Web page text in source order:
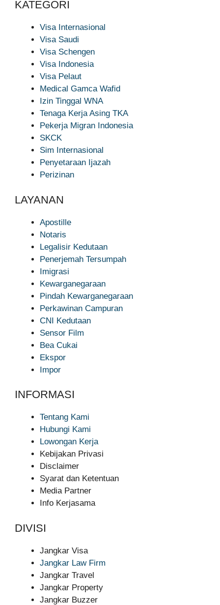
KATEGORI
Visa Internasional
Visa Saudi
Visa Schengen
Visa Indonesia
Visa Pelaut
Medical Gamca Wafid
Izin Tinggal WNA
Tenaga Kerja Asing TKA
Pekerja Migran Indonesia
SKCK
Sim Internasional
Penyetaraan Ijazah
Perizinan
LAYANAN
Apostille
Notaris
Legalisir Kedutaan
Penerjemah Tersumpah
Imigrasi
Kewarganegaraan
Pindah Kewarganegaraan
Perkawinan Campuran
CNI Kedutaan
Sensor Film
Bea Cukai
Ekspor
Impor
INFORMASI
Tentang Kami
Hubungi Kami
Lowongan Kerja
Kebijakan Privasi
Disclaimer
Syarat dan Ketentuan
Media Partner
Info Kerjasama
DIVISI
Jangkar Visa
Jangkar Law Firm
Jangkar Travel
Jangkar Property
Jangkar Buzzer